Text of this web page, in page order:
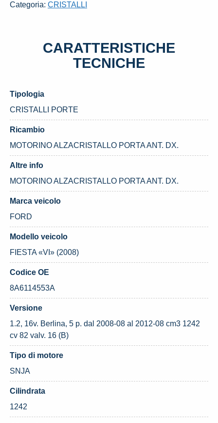
USATO
Categoria: CRISTALLI
CARATTERISTICHE
TECNICHE
Tipologia
CRISTALLI PORTE
Ricambio
MOTORINO ALZACRISTALLO PORTA ANT. DX.
Altre info
MOTORINO ALZACRISTALLO PORTA ANT. DX.
Marca veicolo
FORD
Modello veicolo
FIESTA «VI» (2008)
Codice OE
8A6114553A
Versione
1.2, 16v. Berlina, 5 p. dal 2008-08 al 2012-08 cm3 1242
cv 82 valv. 16 (B)
Tipo di motore
SNJA
Cilindrata
1242